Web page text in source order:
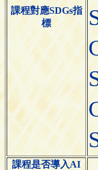
課程對應SDGs指
標
課程是否導入AI